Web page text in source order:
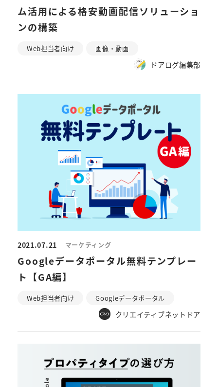
ム活用による格安動画配信ソリューショ
ンの構築
Web担当者向け 画像・動画
ドアログ編集部
2021.07.21 マーケティング
Googleデータポータル無料テンプレー
ト【GA編】
Web担当者向け Googleデータポータル
クリエイティブネットドア